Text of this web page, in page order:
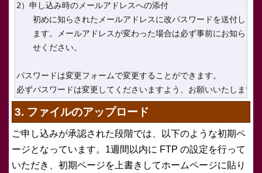
2）申し込み時のメールアドレスへの添付
初めに知らされたメールアドレスに改パスワードを送付し
ます。メールアドレスが変わった場合は必ず事前にお知ら
せください。
パスワードは変更フォームで変更することができます。
3. ファイルのアップロード
ご申し込みが承認された段階では、以下のような初期ペ
ージとなっています。1週間以内に FTP の設定を行って
いただき、初期ページを上書きしてホームページに貼り